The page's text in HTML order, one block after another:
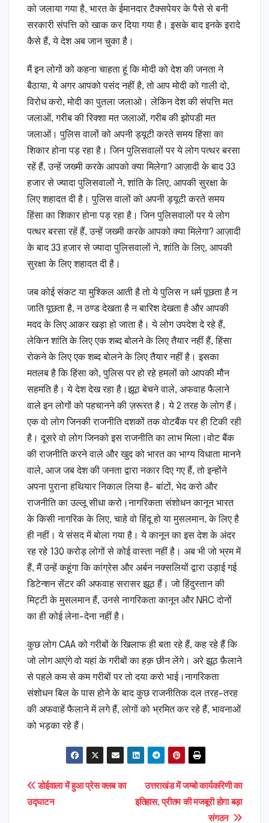
को जलाया गया है, भारत के ईमानदार टैक्सपेयर के पैसे से बनी
सरकारी संपत्ति को खाक कर दिया गया है। इसके बाद इनके इरादे
कैसे हैं, ये देश अब जान चुका है।
मैं इन लोगों को कहना चाहता हूं कि मोदी को देश की जनता ने
बैठाया, ये अगर आपको पसंद नहीं है, तो आप मोदी को गाली दो,
विरोध करो, मोदी का पुतला जलाओ। लेकिन देश की संपत्ति मत
जलाओं, गरीब की रिक्शा मत जलाओं, गरीब की झोपडी मत
जलाओं। पुलिस वालों को अपनी ड्यूटी करते समय हिंसा का
शिकार होना पड़ रहा है। जिन पुलिसवालों पर ये लोग पत्थर बरसा
रहें हैं, उन्हें जख्मी करके आपको क्या मिलेगा? आज़ादी के बाद 33
हजार से ज्यादा पुलिसवालों ने, शांति के लिए, आपकी सुरक्षा के
लिए शहादत दी है। पुलिस वालों को अपनी ड्यूटी करते समय
हिंसा का शिकार होना पड़ रहा है। जिन पुलिसवालों पर ये लोग
पत्थर बरसा रहें हैं, उन्हें जख्मी करके आपको क्या मिलेगा? आज़ादी
के बाद 33 हजार से ज्यादा पुलिसवालों ने, शांति के लिए, आपकी
सुरक्षा के लिए शहादत दी है।
जब कोई संकट या मुश्किल आती है तो ये पुलिस न धर्म पूछता है न
जाति पूछता है, न ठण्ड देखता है न बारिश देखता है और आपकी
मदद के लिए आकर खड़ा हो जाता है। ये लोग उपदेश दे रहे हैं,
लेकिन शांति के लिए एक शब्द बोलने के लिए तैयार नहीं हैं, हिंसा
रोकने के लिए एक शब्द बोलने के लिए तैयार नहीं है। इसका
मतलब है कि हिंसा को, पुलिस पर हो रहे हमलों को आपकी मौन
सहमति है। ये देश देख रहा है।झूठ बेचने वाले, अफवाह फैलाने
वाले इन लोगों को पहचानने की ज़रूरत है। ये 2 तरह के लोग हैं।
एक वो लोग जिनकी राजनीति दशकों तक वोटबैंक पर ही टिकी रही
है। दूसरे वो लोग जिनको इस राजनीति का लाभ मिला।वोट बैंक
की राजनीति करने वाले और खुद को भारत का भाग्य विधाता मानने
वाले, आज जब देश की जनता द्वारा नकार दिए गए हैं, तो इन्होंने
अपना पुराना हथियार निकाल लिया है- बांटों, भेद करो और
राजनीति का उल्लू सीधा करो।नागरिकता संशोधन कानून भारत
के किसी नागरिक के लिए, चाहे वो हिंदू हो या मुसलमान, के लिए है
ही नहीं। ये संसद में बोला गया है। ये कानून का इस देश के अंदर
रह रहे 130 करोड़ लोगों से कोई वास्ता नहीं है। अब भी जो भ्रम में
हैं, मैं उन्हें कहूंगा कि कांग्रेस और अर्बन नक्सलियों द्वारा उड़ाई गई
डिटेन्शन सेंटर की अफवाह सरासर झूठ हैं। जो हिंदुस्तान की
मिट्टी के मुसलमान हैं, उनसे नागरिकता कानून और NRC दोनों
का ही कोई लेना-देना नहीं है।
कुछ लोग CAA को गरीबों के खिलाफ ही बता रहे हैं, कह रहे हैं कि
जो लोग आएंगे वो यहां के गरीबों का हक़ छीन लेंगे। अरे झूठ फ़ैलाने
से पहले कम से कम गरीबों पर तो दया करो भाई।नागरिकता
संशोधन बिल के पास होने के बाद कुछ राजनीतिक दल तरह-तरह
की अफवाहें फैलाने में लगे हैं, लोगों को भ्रमित कर रहे हैं, भावनाओं
को भड़का रहे हैं।
Post
navigation
उत्तराखंड में जम्बो कार्यकरिणी का
इतिहास, प्रीतम की मजबूरी होगा बड़ा
संगठन
डोईवाला में हुआ प्रेस क्लब का
उद्घाटन